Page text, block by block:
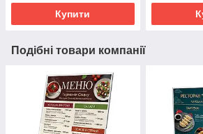
Купити
Подібні товари компанії